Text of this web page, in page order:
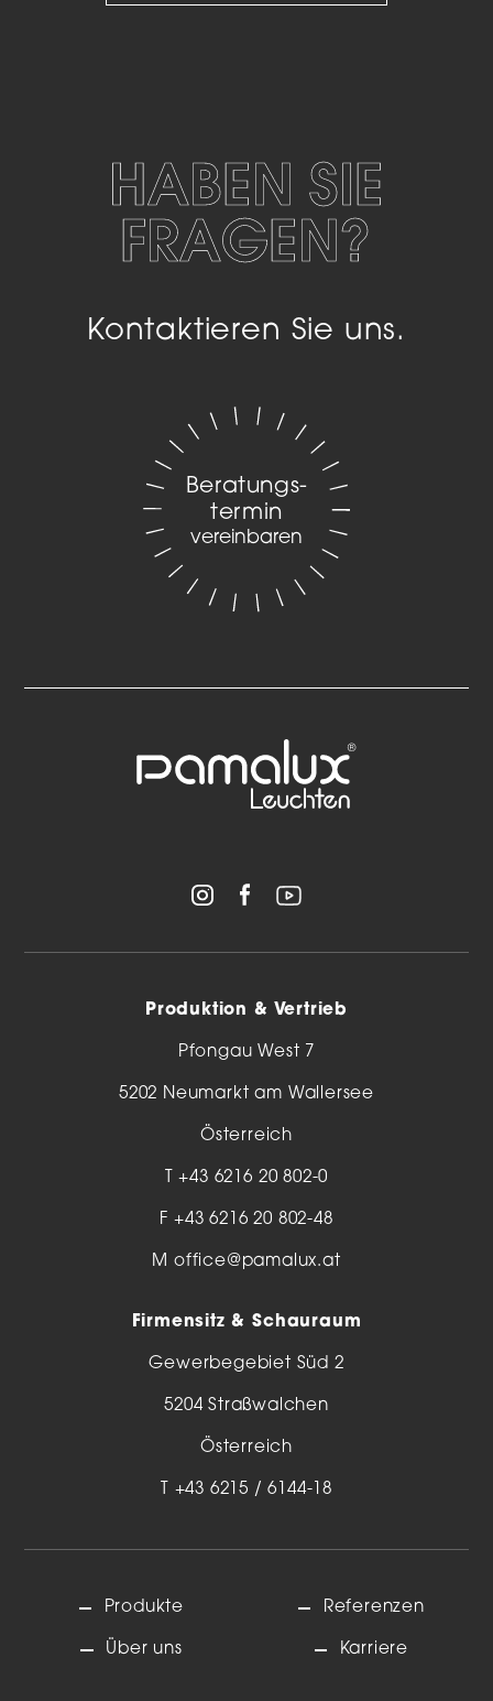
HABEN SIE
FRAGEN?
Kontaktieren Sie uns.
Beratungs­
termin
vereinbaren
Produktion & Vertrieb
Pfongau West 7
5202 Neumarkt am Wallersee
Österreich
T+43 6216 20 802-0
F +43 6216 20 802-48
M office@pamalux.at
Firmensitz & Schauraum
Gewerbegebiet Süd 2
5204 Straßwalchen
Österreich
T +43 6215 / 6144-18
Produkte
Über uns
Referenzen
Karriere